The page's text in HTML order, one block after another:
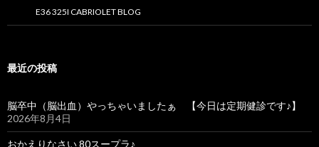
E36 325I CABRIOLET BLOG
最近の投稿
脳卒中（脳出血）やっちゃいましたぁ 【今日は定期健診です♪】
2026年8月4日
おかえりなさい 80スープラ♪